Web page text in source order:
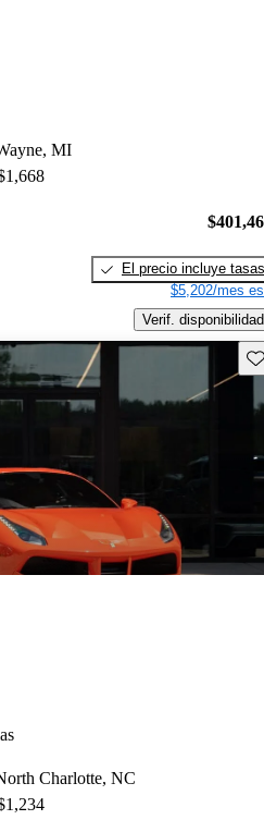
MI
El precio incluye tasas
$5,202/mes
Verif. disponibilidad
Charlotte, NC